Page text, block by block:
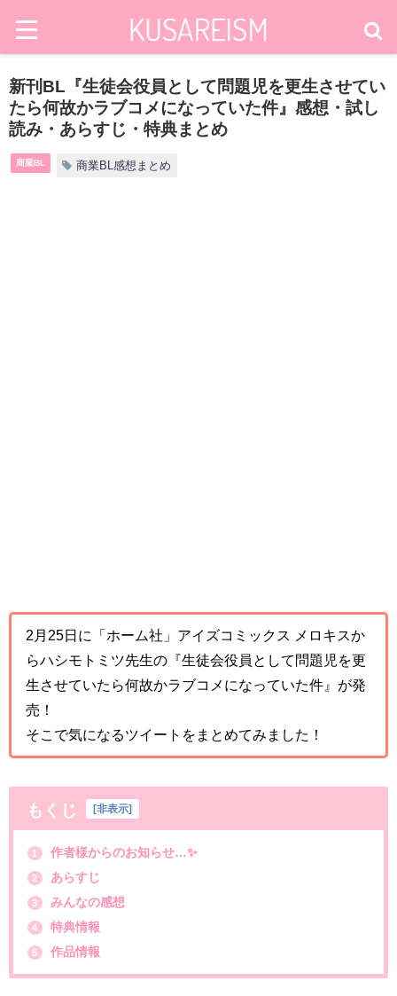
新刊BL『生徒会役員として問題児を更生させてい
たら何故かラブコメになっていた件』感想・試し
読み・あらすじ・特典まとめ
商業BL 商業BL感想まとめ
2月25日に「ホーム社」アイズコミックス メロキスか
らハシモトミツ先生の『生徒会役員として問題児を更
生させていたら何故かラブコメになっていた件』が発
売！
そこで気になるツイートをまとめてみました！
もくじ [非表示]
1 作者様からのお知らせ…✨
2 あらすじ
3 みんなの感想
4 特典情報
5 作品情報